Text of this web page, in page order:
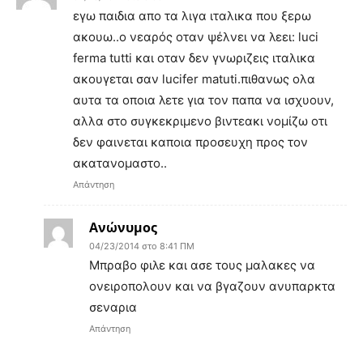
εγω παιδια απο τα λιγα ιταλικα που ξερω
ακουω..ο νεαρός οταν ψέλνει να λεει: luci
ferma tutti και οταν δεν γνωριζεις ιταλικα
ακουγεται σαν lucifer matuti.πιθανως ολα
αυτα τα οποια λετε για τον παπα να ισχυουν,
αλλα στο συγκεκριμενο βιντεακι νομίζω οτι
δεν φαινεται καποια προσευχη προς τον
ακατανομαστο..
Απάντηση
Ανώνυμος
04/23/2014 στο 8:41 ΠΜ
Μπραβο φιλε και ασε τους μαλακες να
ονειροπολουν και να βγαζουν ανυπαρκτα
σεναρια
Απάντηση